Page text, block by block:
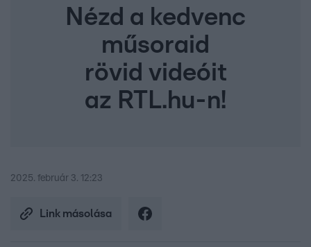
Nézd a kedvenc
műsoraid
rövid videóit
az RTL.hu-n!
2025. február 3. 12:23
Link másolása